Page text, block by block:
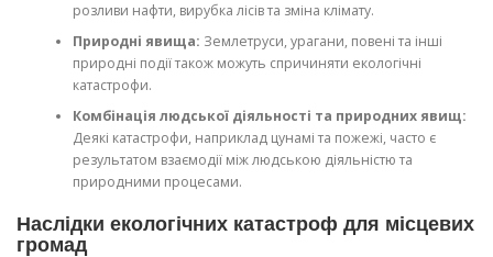
розливи нафти, вирубка лісів та зміна клімату.
Природні явища: Землетруси, урагани, повені та інші
природні події також можуть спричиняти екологічні
катастрофи.
Комбінація людської діяльності та природних явищ:
Деякі катастрофи, наприклад цунамі та пожежі, часто є
результатом взаємодії між людською діяльністю та
природними процесами.
Наслідки екологічних катастроф для місцевих
громад